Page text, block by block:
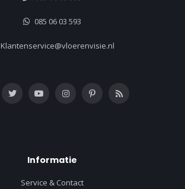
085 06 03 593
Klantenservice@vloerenvisie.nl
Informatie
Service & Contact